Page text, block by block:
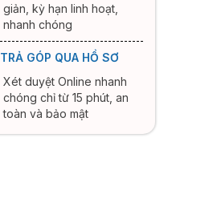
giản, kỳ hạn linh hoạt,
nhanh chóng
TRẢ GÓP QUA HỒ SƠ
Xét duyệt Online nhanh
chóng chỉ từ 15 phút, an
toàn và bảo mật